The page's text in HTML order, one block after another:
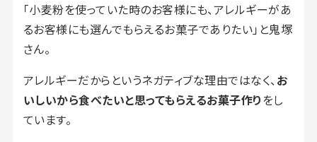
「小麦粉を使っていた時のお客様にも、アレルギーがあ
るお客様にも選んでもらえるお菓子でありたい」と鬼塚
さん。
アレルギーだからというネガティブな理由ではなく、お
いしいから食べたいと思ってもらえるお菓子作りをし
ています。